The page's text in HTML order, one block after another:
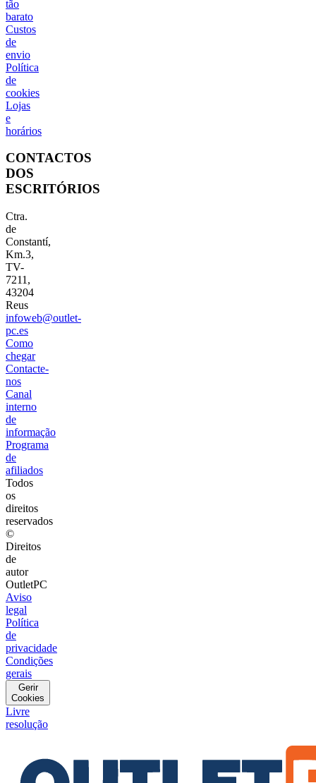
tão
barato
Custos
de
envio
Política
de
cookies
Lojas
e
horários
CONTACTOS
DOS
ESCRITÓRIOS
Ctra.
de
Constantí,
Km.3,
TV-
7211,
43204
Reus
infoweb@outlet-
pc.es
Como
chegar
Contacte-
nos
Canal
interno
de
informação
Programa
de
afiliados
Todos
os
direitos
reservados
©
Direitos
de
autor
OutletPC
Aviso
legal
Política
de
privacidade
Condições
gerais
Gerir
Cookies
Livre
resolução